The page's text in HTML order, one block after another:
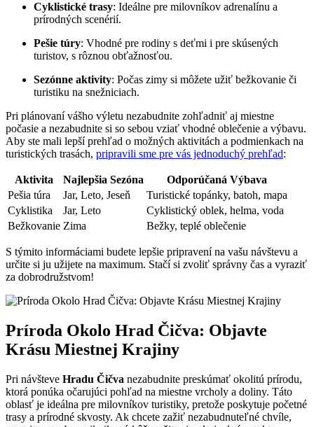
Cyklistické trasy: Ideálne pre milovníkov adrenalínu a
prírodných scenérií.
Pešie túry: Vhodné pre rodiny s deťmi i pre skúsených
turistov, s rôznou obťažnosťou.
Sezónne aktivity: Počas zimy si môžete užiť bežkovanie či
turistiku na snežniciach.
Pri plánovaní vášho výletu nezabudnite zohľadniť aj miestne
počasie a nezabudnite si so sebou vziať vhodné oblečenie a výbavu.
Aby ste mali lepší prehľad o možných aktivitách a podmienkach na
turistických trasách, pripravili sme pre vás jednoduchý prehľad:
Aktivita Najlepšia Sezóna
Odporúčaná Výbava
Pešia túra
Jar, Leto, Jeseň
Turistické topánky, batoh, mapa
Cyklistika
Jar, Leto
Cyklistický oblek, helma, voda
Bežkovanie Zima Bežky, teplé oblečenie
S týmito informáciami budete lepšie pripravení na vašu návštevu a
určite si ju užijete na maximum. Stačí si zvoliť správny čas a vyraziť
za dobrodružstvom!
Príroda Okolo Hrad Čičva: Objavte
Krásu Miestnej Krajiny
Pri návšteve Hradu Čičva nezabudnite preskúmať okolitú prírodu,
ktorá ponúka očarujúci pohľad na miestne vrcholy a doliny. Táto
oblasť je ideálna pre milovníkov turistiky, pretože poskytuje početné
trasy a prírodné skvosty. Ak chcete zažiť nezabudnuteľné chvíle,